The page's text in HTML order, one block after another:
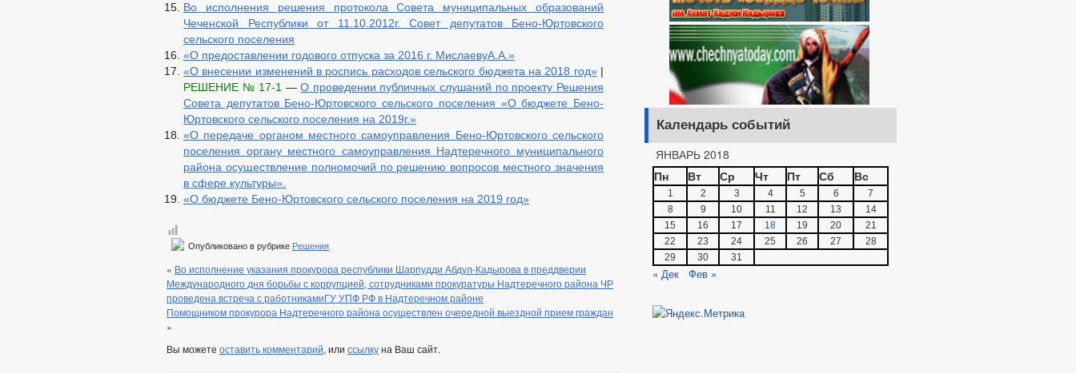
Во исполнения решения протокола Совета муниципальных образований
Чеченской Республики от 11.10.2012г. Совет депутатов Бено-Юртовского
сельского поселения
«О предоставлении годового отпуска за 2016 г. МислаевуА.А.»
«О внесении изменений в роспись расходов сельского бюджета на 2018 год»|
РЕШЕНИЕ № 17-1 —О проведении публичных слушаний по проекту Решения
Совета депутатов Бено-Юртовского сельского поселения «О бюджете Бено-
Юртовского сельского поселения на 2019г.»
«О передаче органом местного самоуправления Бено-Юртовского сельского
поселения органу местного самоуправления Надтеречного муниципального
района осуществление полномочий по решению вопросов местного значения
в сфере культуры».
«О бюджете Бено-Юртовского сельского поселения на 2019 год»
Опубликовано в рубрике Решения
« Во исполнение указания прокурора республики Шарпудди Абдул-Кадырова в преддверии
Международного дня борьбы с коррупцией, сотрудниками прокуратуры Надтеречного района ЧР
проведена встреча с работникамиГУ УПФ РФ в Надтеречном районе
Помощником прокурора Надтеречного района осуществлен очередной выездной прием граждан
»
Вы можете оставить комментарий, или ссылкуна Ваш сайт.
Календарь событий
ЯНВАРЬ 2018
Пн
Вт Ср Чт Пт Сб Вс
1 2 3 4 5 6
7
8
9 10 11 12 13
14
15
16 17 18 19 20
21
22
23 24 25 26 27
28
29
30 31
« Дек Фев »